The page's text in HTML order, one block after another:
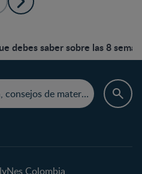
debes saber sobre las 8
Colombia